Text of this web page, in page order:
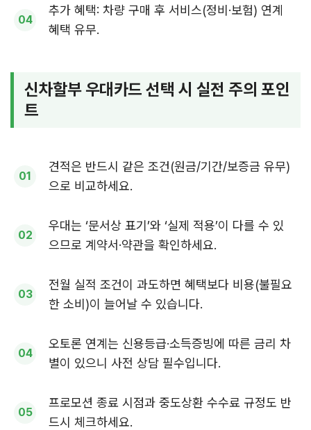
추가 혜택: 차량 구매 후 서비스(정비·보험) 연계
혜택 유무.
신차할부 우대카드 선택 시 실전 주의 포인
트
견적은 반드시 같은 조건(원금/기간/보증금 유무)
으로 비교하세요.
우대는 ‘문서상 표기’와 ‘실제 적용’이 다를 수 있
으므로 계약서·약관을 확인하세요.
전월 실적 조건이 과도하면 혜택보다 비용(불필요
한 소비)이 늘어날 수 있습니다.
오토론 연계는 신용등급·소득증빙에 따른 금리 차
별이 있으니 사전 상담 필수입니다.
프로모션 종료 시점과 중도상환 수수료 규정도 반
드시 체크하세요.